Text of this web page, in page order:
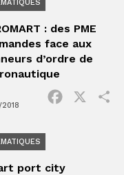
: des PME
face aux
d’ordre de
2018
Facebook
port city